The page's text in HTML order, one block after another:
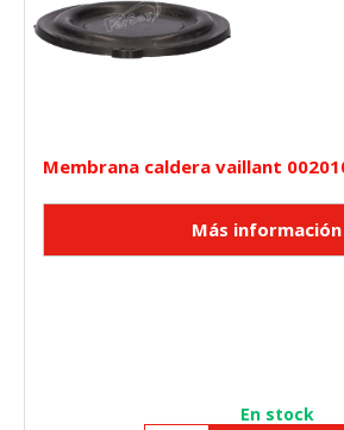
Membrana caldera vaillant
En stock